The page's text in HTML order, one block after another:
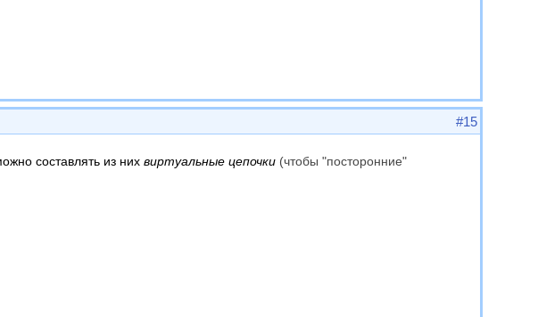
#15
составлять из нихвиртуальные цепочки (чтобы "посторонние"